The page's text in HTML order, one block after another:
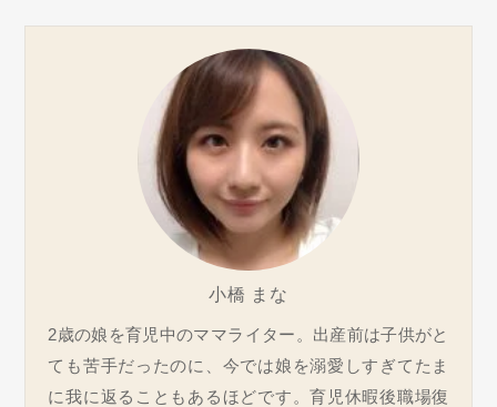
小橋 まな
2歳の娘を育児中のママライター。出産前は子供がと
ても苦手だったのに、今では娘を溺愛しすぎてたま
に我に返ることもあるほどです。育児休暇後職場復